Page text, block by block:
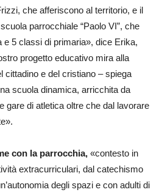
che afferiscono al territorio, e il
parrocchiale “Paolo VI”, che
e 5 classi di primaria», dice Erika,
progetto educativo mira alla
cittadino e del cristiano – spiega
scuola dinamica, arricchita da
gare di atletica oltre che dal lavorare
con la parrocchia, «contesto in
extracurriculari, dal catechismo
degli spazi e con adulti di